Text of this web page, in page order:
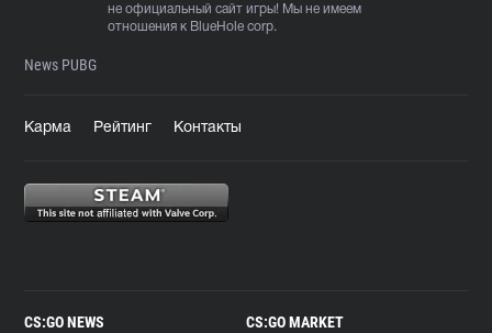
не официальный сайт игры! Мы не имеем
отношения к BlueHole corp.
News PUBG
Карма Рейтинг Контакты
CS:GO NEWS CS:GO MARKET